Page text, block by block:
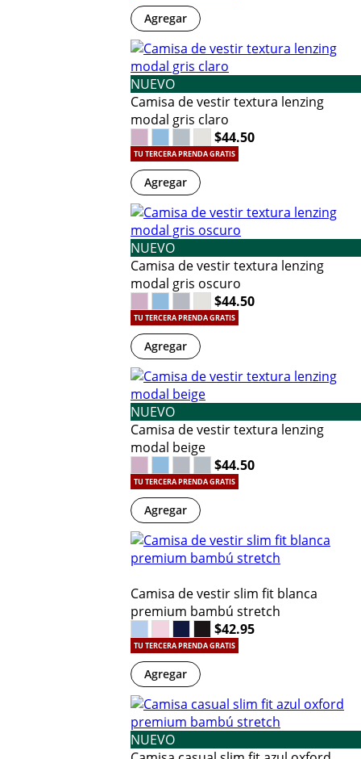
Agregar
NUEVO
Camisa de vestir textura lenzing
modal gris claro
$44.50
TU TERCERA PRENDA GRATIS
Agregar
NUEVO
Camisa de vestir textura lenzing
modal gris oscuro
$44.50
TU TERCERA PRENDA GRATIS
Agregar
NUEVO
Camisa de vestir textura lenzing
modal beige
$44.50
TU TERCERA PRENDA GRATIS
Agregar
Camisa de vestir slim fit blanca
premium bambú stretch
$42.95
TU TERCERA PRENDA GRATIS
Agregar
NUEVO